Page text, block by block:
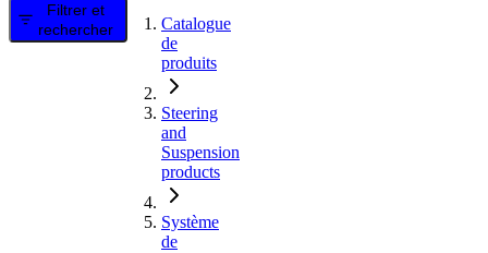
Filtrer et
rechercher
Catalogue
de
produits
Steering
and
Suspension
products
Système
de